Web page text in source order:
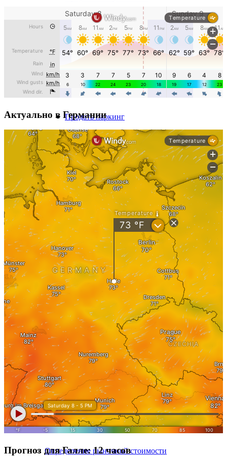
Гewerbe Недвижимость
Продать отель
Продать подземную парковку
Продать паркинг
Продать место для парковки
Продать бизнес
Супермаркет продать
Продать торговый центр
Оценка
Оценка недвижимости
Метод оценки
Оценить плоский
Оценить дом
Оценить многоквартирный дом
Определение рыночной стоимости
Актуально в Германии
Прогноз для Галле: 12 часов